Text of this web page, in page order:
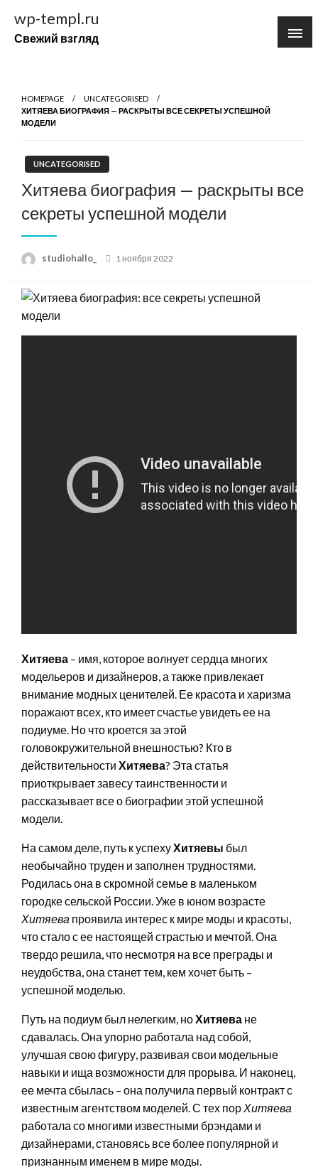
содержимому
wp-templ.ru
Свежий взгляд
HOMEPAGE
UNCATEGORISED
ХИТЯЕВА БИОГРАФИЯ — РАСКРЫТЫ ВСЕ СЕКРЕТЫ УСПЕШНОЙ
МОДЕЛИ
UNCATEGORISED
Хитяева биография — раскрыты все
секреты успешной модели
studiohallo_
Posted
1 ноября 2022
Хитяева – имя, которое волнует сердца многих
модельеров и дизайнеров, а также привлекает
внимание модных ценителей. Ее красота и харизма
поражают всех, кто имеет счастье увидеть ее на
подиуме. Но что кроется за этой
головокружительной внешностью? Кто в
действительности Хитяева? Эта статья
приоткрывает завесу таинственности и
рассказывает все о биографии этой успешной
модели.
На самом деле, путь к успехуХитяевы был
необычайно труден и заполнен трудностями.
Родилась она в скромной семье в маленьком
городке сельской России. Уже в юном возрасте
Хитяева проявила интерес к мире моды и красоты,
что стало с ее настоящей страстью и мечтой. Она
твердо решила, что несмотря на все преграды и
неудобства, она станет тем, кем хочет быть –
успешной моделью.
Путь на подиум был нелегким, ноХитяева не
сдавалась. Она упорно работала над собой,
улучшая свою фигуру, развивая свои модельные
навыки и ища возможности для прорыва. И наконец,
ее мечта сбылась – она получила первый контракт с
известным агентством моделей. С тех порХитяева
работала со многими известными брэндами и
дизайнерами, становясь все более популярной и
признанным именем в мире моды.